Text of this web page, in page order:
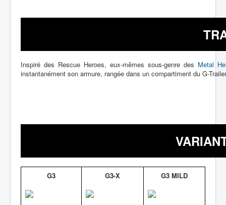
Inspiré des Rescue Heroes, eux-mêmes sous-genre des Metal
instantanément son armure, rangée dans un compartiment du G-
G3 G3-X G3 MILD